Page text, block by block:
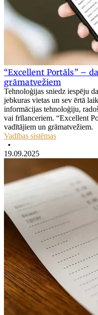
“Excellent Portāls” –
grāmatvežiem
Tehnoloģijas sniedz iespēju
jebkuras vietas un sev ērtā
informācijas tehnoloģiju,
vai frīlanceriem. “Excellent
vadītājiem un grāmatvežiem.
Vadības sistēmas
•
19.09.2025